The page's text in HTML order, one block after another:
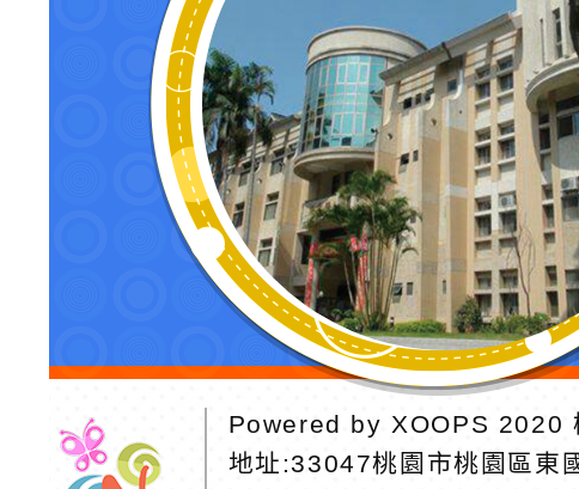
Powered by XOOPS 2020
地址:33047桃園市桃園區東